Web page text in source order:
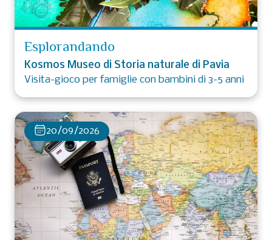
Esplorandando
Kosmos Museo di Storia naturale di Pavia
Visita-gioco per famiglie con bambini di 3-5 anni
20/09/2026